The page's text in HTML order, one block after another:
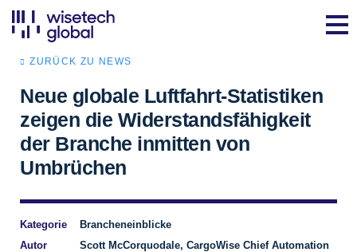
ZURÜCK ZU NEWS
Neue globale Luftfahrt-Statistiken
zeigen die Widerstandsfähigkeit
der Branche inmitten von
Umbrüchen
Kategorie
Brancheneinblicke
Autor
Scott McCorquodale, CargoWise Chief Automation